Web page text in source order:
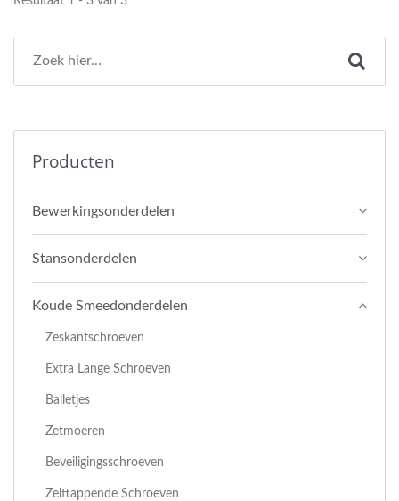
Producten
Bewerkingsonderdelen
Stansonderdelen
Koude Smeedonderdelen
Zeskantschroeven
Extra Lange Schroeven
Balletjes
Zetmoeren
Beveiligingsschroeven
Zelftappende Schroeven